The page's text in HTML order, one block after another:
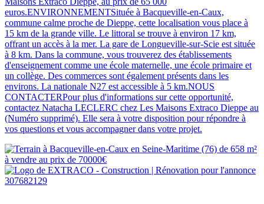
euros.ENVIRONNEMENTSituée à Bacqueville-en-Caux,
commune calme proche de Dieppe, cette localisation vous place à
15 km de la grande ville. Le littoral se trouve à environ 17 km,
offrant un accès à la mer. La gare de Longueville-sur-Scie est située
à 8 km. Dans la commune, vous trouverez des établissements
d'enseignement comme une école maternelle, une école primaire et
un collège. Des commerces sont également présents dans les
environs. La nationale N27 est accessible à 5 km.NOUS
CONTACTERPour plus d'informations sur cette opportunité,
contactez Natacha LECLERC chez Les Maisons Extraco Dieppe au
(Numéro supprimé). Elle sera à votre disposition pour répondre à
vos questions et vous accompagner dans votre projet.